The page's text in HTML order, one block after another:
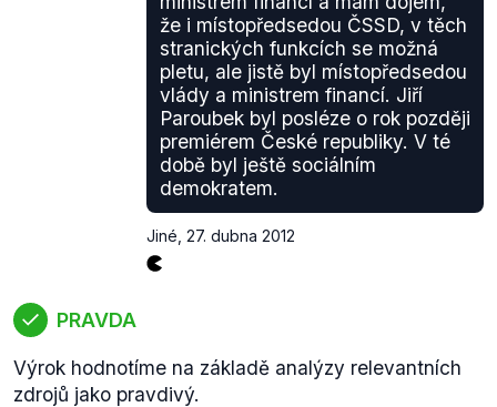
že i místopředsedou ČSSD, v těch
stranických funkcích se možná
pletu, ale jistě byl místopředsedou
vlády a ministrem financí. Jiří
Paroubek byl posléze o rok později
premiérem České republiky. V té
době byl ještě sociálním
demokratem.
Jiné 27. dubna 2012
PRAVDA
Výrok hodnotíme na základě analýzy relevantních
zdrojů jako pravdivý.